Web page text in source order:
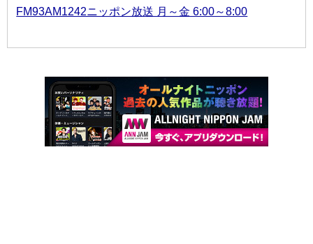
FM93AM1242ニッポン放送 月～金 6:00～8:00